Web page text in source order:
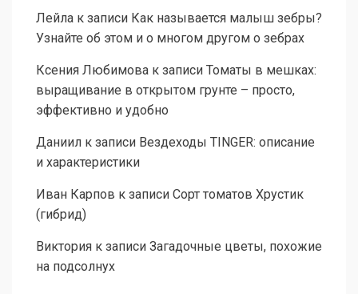
Лейла к записи Как называется малыш зебры?
Узнайте об этом и о многом другом о зебрах
Ксения Любимова к записи Томаты в мешках:
выращивание в открытом грунте – просто,
эффективно и удобно
Даниил к записи Вездеходы TINGER: описание
и характеристики
Иван Карпов к записи Сорт томатов Хрустик
(гибрид)
Виктория к записи Загадочные цветы, похожие
на подсолнух